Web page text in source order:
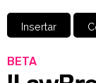
Insertar
BETA